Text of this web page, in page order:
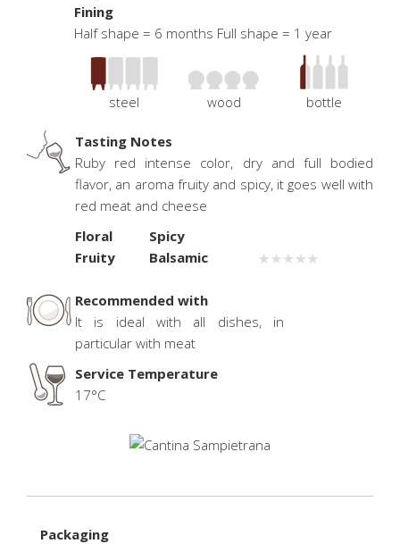
Fining
Half shape = 6 months Full shape = 1 year
steel wood bottle
Tasting Notes
Ruby red intense color, dry and full bodied
flavor, an aroma fruity and spicy, it goes well with
red meat and cheese
Floral
Spicy
Fruity
Balsamic
Recommended with
It is ideal with all dishes, in
particular with meat
Service Temperature
17°C
Packaging